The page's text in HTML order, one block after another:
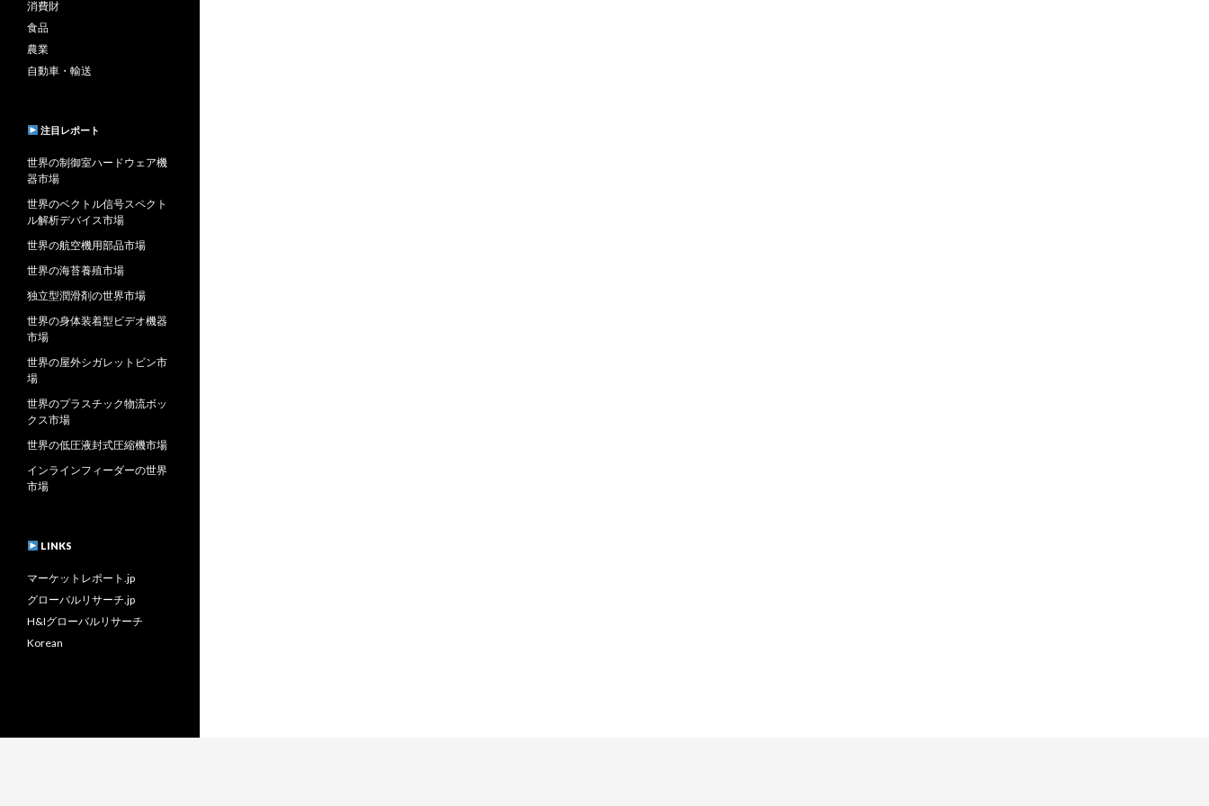
消費財
食品
農業
自動車・輸送
注目レポート
世界の制御室ハードウェア機
器市場
世界のベクトル信号スペクト
ル解析デバイス市場
世界の航空機用部品市場
世界の海苔養殖市場
独立型潤滑剤の世界市場
世界の身体装着型ビデオ機器
市場
世界の屋外シガレットビン市
場
世界のプラスチック物流ボッ
クス市場
世界の低圧液封式圧縮機市場
インラインフィーダーの世界
市場
LINKS
マーケットレポート.jp
グローバルリサーチ.jp
H&Iグローバルリサーチ
Korean